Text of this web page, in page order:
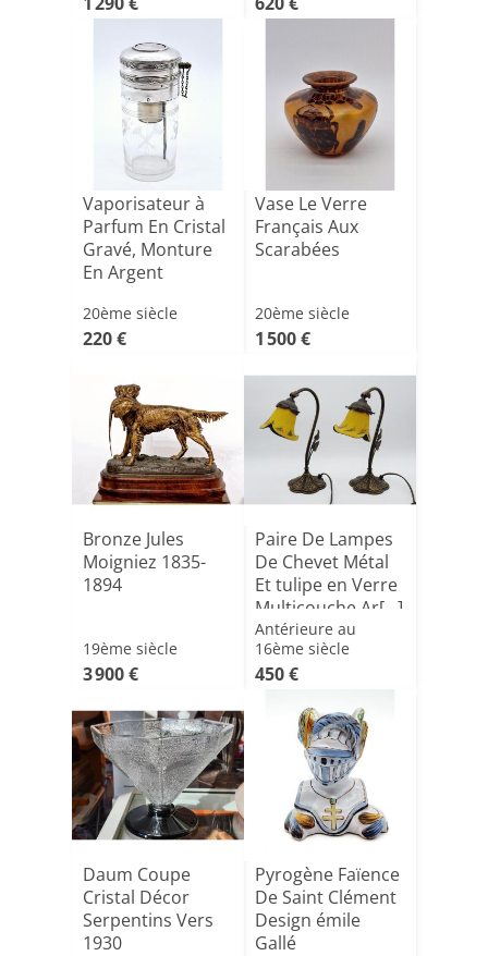
Vaporisateur à
Parfum En Cristal
Gravé, Monture
En Argent
20ème siècle
220 €
Vase Le Verre
Français Aux
Scarabées
20ème siècle
1 500 €
Bronze Jules
Moigniez 1835-
1894
19ème siècle
3 900 €
Paire De Lampes
De Chevet Métal
Et tulipe en Verre
Multicouche Ar[...]
Antérieure au
16ème siècle
450 €
Daum Coupe
Cristal Décor
Serpentins Vers
1930
Pyrogène Faïence
De Saint Clément
Design émile
Gallé